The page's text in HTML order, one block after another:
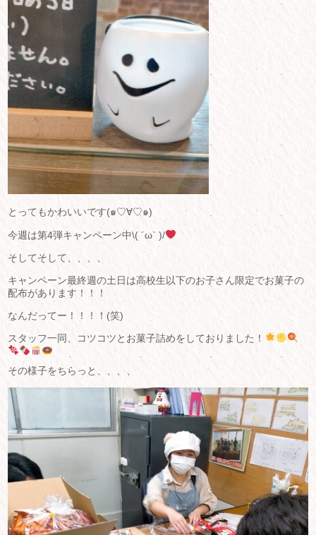
とってもかわいいです(๑♡∀♡๑)
今週は第4弾キャンペーン中\( ´ω` )/
そしてそして、、、、
キャンペーン最終週の土日は高校生以下のお子さん限定でお菓子の
配布があります！！！
なんだってー！！！！(笑)
スタッフ一同、コツコツとお菓子詰めをしておりました！
その様子をちらっと、、、、